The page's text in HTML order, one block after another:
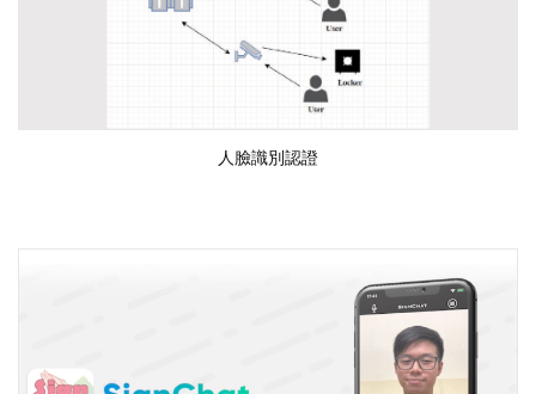
人臉識別認證